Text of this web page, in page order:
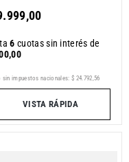
.999,00
6 cuotas sin interés de
,00
sin impuestos nacionales: $ 24.792,56
VISTA RÁPIDA